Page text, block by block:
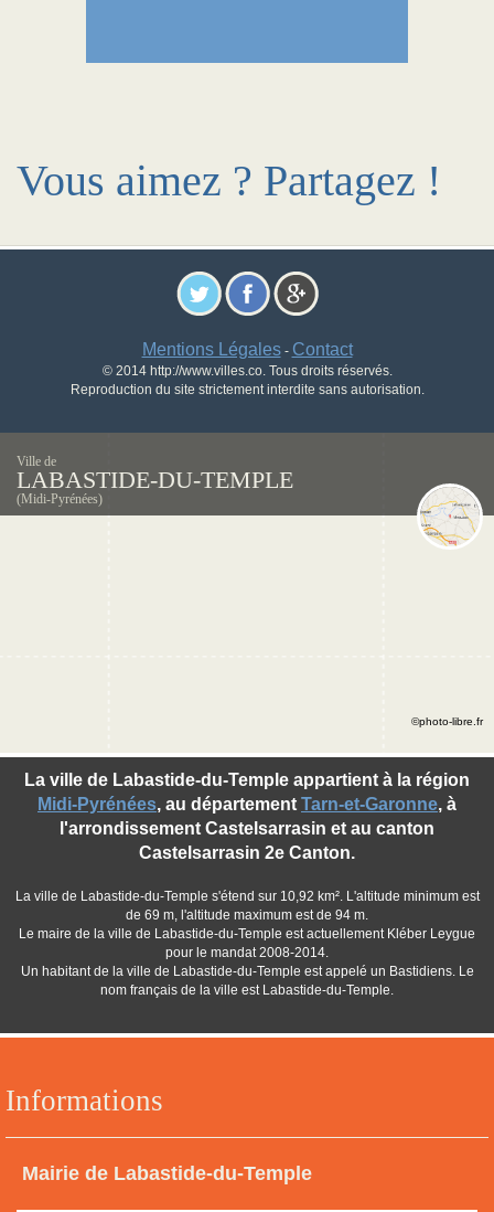
Vous aimez ? Partagez !
Mentions Légales- Contact
© 2014 http://www.villes.co. Tous droits réservés.
Reproduction du site strictement interdite sans autorisation.
Ville de
LABASTIDE-DU-TEMPLE
(Midi-Pyrénées)
Informations
Mairie de Labastide-du-Temple
La ville de Labastide-du-Temple appartient à la région
Midi-Pyrénées, au département Tarn-et-Garonne, à
l'arrondissement Castelsarrasin et au canton
Castelsarrasin 2e Canton.
La ville de Labastide-du-Temple s'étend sur 10,92 km². L'altitude minimum est
de 69 m, l'altitude maximum est de 94 m.
Le maire de la ville de Labastide-du-Temple est actuellement Kléber Leygue
pour le mandat 2008-2014.
Un habitant de la ville de Labastide-du-Temple est appelé un Bastidiens. Le
nom français de la ville est Labastide-du-Temple.
©photo-libre.fr